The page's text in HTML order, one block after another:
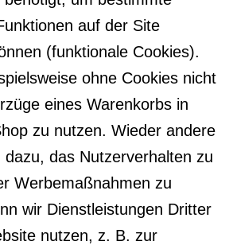
auf der Site
(funktionale Cookies).
ohne Cookies nicht
eines Warenkorbs in
zu nutzen. Wieder andere
dazu, das Nutzerverhalten zu
Werbemaßnahmen zu
wir Dienstleistungen Dritter
nutzen, z. B. zur